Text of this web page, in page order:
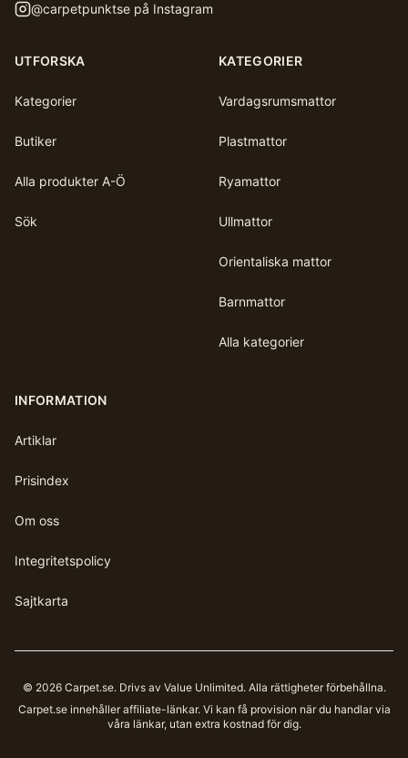
@carpetpunktse på Instagram
UTFORSKA
Kategorier
Butiker
Alla produkter A-Ö
Sök
KATEGORIER
Vardagsrumsmattor
Plastmattor
Ryamattor
Ullmattor
Orientaliska mattor
Barnmattor
Alla kategorier
INFORMATION
Artiklar
Prisindex
Om oss
Integritetspolicy
Sajtkarta
© 2026 Carpet.se. Drivs av Value Unlimited. Alla rättigheter förbehållna.
Carpet.seinnehåller affiliate-länkar. Vi kan få provision när du handlar via
våra länkar, utan extra kostnad för dig.